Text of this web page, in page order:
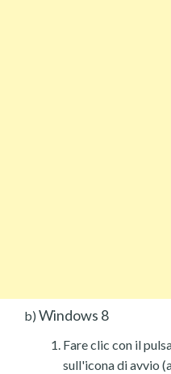
b) Windows 8
Fare clic con il
sull'icona di avvio